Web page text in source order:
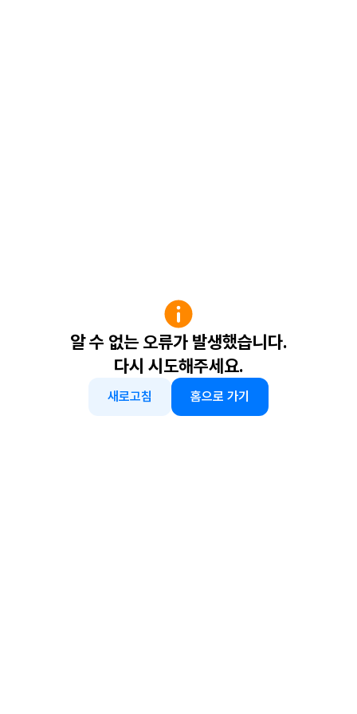
알 수 없는 오류가 발생했습니다.
다시 시도해주세요.
새로고침 홈으로 가기